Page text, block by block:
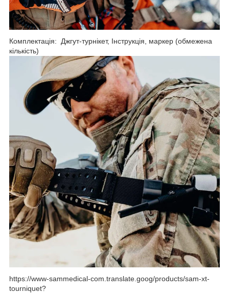
Комплектація: Джгут-турнікет, Інструкція, маркер (обмежена
кількість)
https://www-sammedical-com.translate.goog/products/sam-xt-
tourniquet?